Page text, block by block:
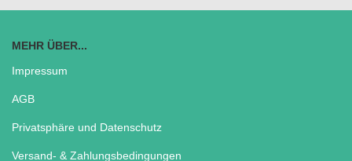
MEHR ÜBER...
Impressum
AGB
Privatsphäre und Datenschutz
Versand- & Zahlungsbedingungen